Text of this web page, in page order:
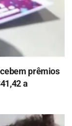
prêmios
a